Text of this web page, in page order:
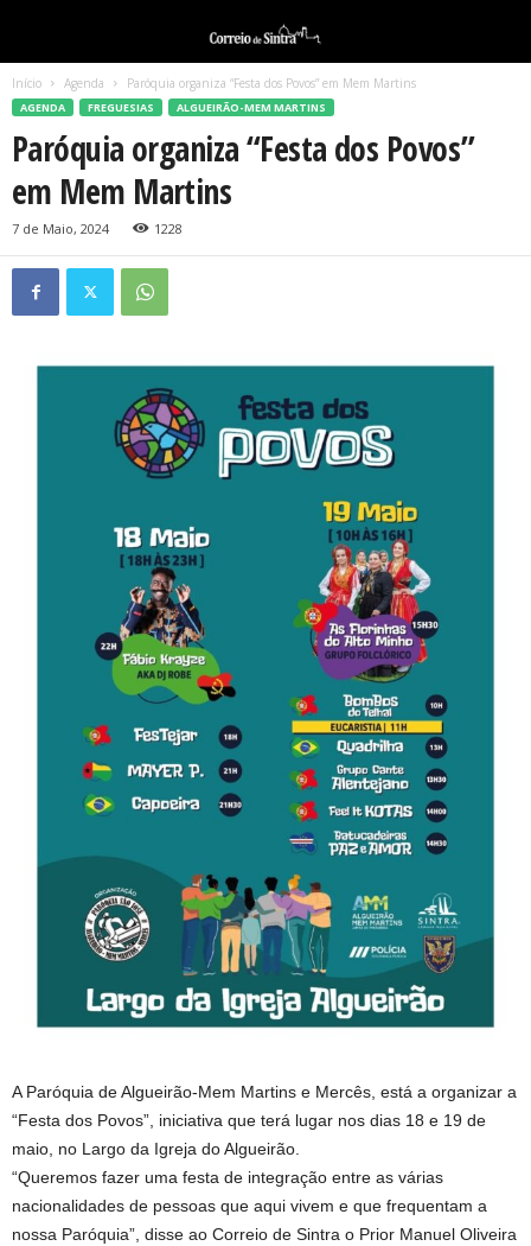
Início Agenda Paróquia organiza “Festa dos Povos” em Mem Martins
AGENDA FREGUESIAS ALGUEIRÃO-MEM MARTINS
Paróquia organiza “Festa dos Povos”
em Mem Martins
7 de Maio, 2024 1228
A Paróquia de Algueirão-Mem Martins e Mercês, está a organizar a
“Festa dos Povos”, iniciativa que terá lugar nos dias 18 e 19 de
maio, no Largo da Igreja do Algueirão.
“Queremos fazer uma festa de integração entre as várias
nacionalidades de pessoas que aqui vivem e que frequentam a
nossa Paróquia”, disse ao Correio de Sintra o Prior Manuel Oliveira